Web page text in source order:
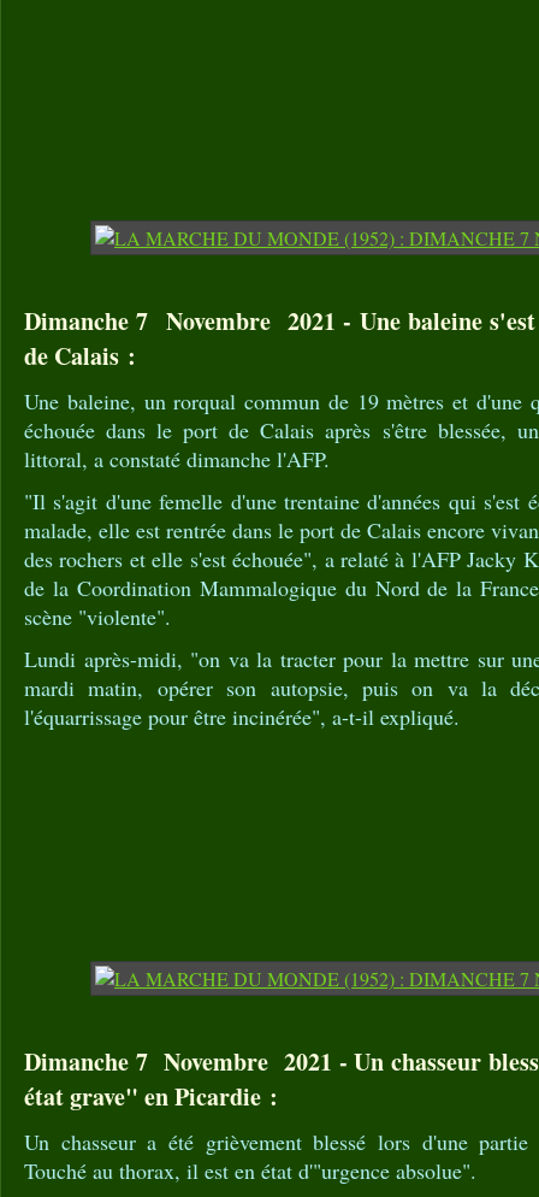
Dimanche 7 Novembre 2021 - Une baleine
de Calais :
Une baleine, un rorqual commun de 19 mètres et d'une
échouée dans le port de Calais après s'être blessée,
littoral, a constaté dimanche l'AFP.
"Il s'agit d'une femelle d'une trentaine d'années qui s'est
malade, elle est rentrée dans le port de Calais encore
des rochers et elle s'est échouée", a relaté à l'AFP Jacky
de la Coordination Mammalogique du Nord de la
scène "violente".
Lundi après-midi, "on va la tracter pour la mettre sur
mardi matin, opérer son autopsie, puis on va la
l'équarrissage pour être incinérée", a-t-il expliqué.
Dimanche 7 Novembre 2021 - Un chasseur
état grave" en Picardie :
Un chasseur a été grièvement blessé lors d'une
Touché au thorax, il est en état d'"urgence absolue".